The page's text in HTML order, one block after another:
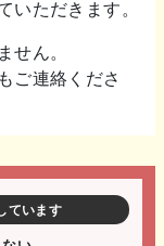
ただきます。
ん。
ご連絡くださ
ています